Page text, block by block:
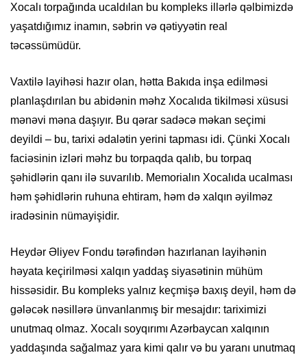
Xocalı torpağında ucaldılan bu kompleks illərlə qəlbimizdə
yaşatdığımız inamın, səbrin və qətiyyətin real
təcəssümüdür.
Vaxtilə layihəsi hazır olan, hətta Bakıda inşa edilməsi
planlaşdırılan bu abidənin məhz Xocalıda tikilməsi xüsusi
mənəvi məna daşıyır. Bu qərar sadəcə məkan seçimi
deyildi – bu, tarixi ədalətin yerini tapması idi. Çünki Xocalı
faciəsinin izləri məhz bu torpaqda qalıb, bu torpaq
şəhidlərin qanı ilə suvarılıb. Memorialın Xocalıda ucalması
həm şəhidlərin ruhuna ehtiram, həm də xalqın əyilməz
iradəsinin nümayişidir.
Heydər Əliyev Fondu tərəfindən hazırlanan layihənin
həyata keçirilməsi xalqın yaddaş siyasətinin mühüm
hissəsidir. Bu kompleks yalnız keçmişə baxış deyil, həm də
gələcək nəsillərə ünvanlanmış bir mesajdır: tariximizi
unutmaq olmaz. Xocalı soyqırımı Azərbaycan xalqının
yaddaşında sağalmaz yara kimi qalır və bu yaranı unutmaq